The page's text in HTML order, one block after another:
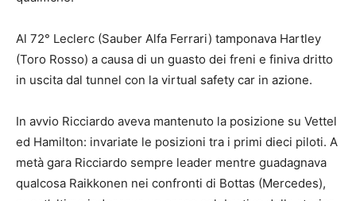
Al 72° Leclerc (Sauber Alfa Ferrari) tamponava Hartley
(Toro Rosso) a causa di un guasto dei freni e finiva dritto
in uscita dal tunnel con la virtual safety car in azione.
In avvio Ricciardo aveva mantenuto la posizione su Vettel
ed Hamilton: invariate le posizioni tra i primi dieci piloti. A
metà gara Ricciardo sempre leader mentre guadagnava
qualcosa Raikkonen nei confronti di Bottas (Mercedes),